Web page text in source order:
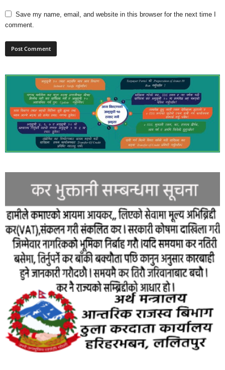
Save my name, email, and website in this browser for the next time I
comment.